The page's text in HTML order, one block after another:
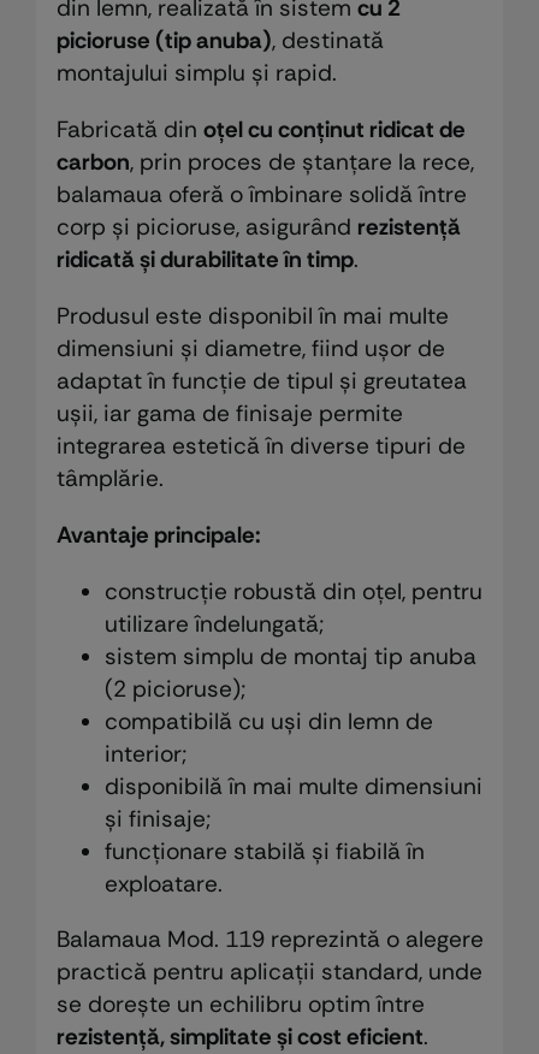
din lemn, realizată în sistem cu 2
picioruse (tip anuba), destinată
montajului simplu și rapid.
Fabricată din oțel cu conținut ridicat de
carbon, prin proces de ștanțare la rece,
balamaua oferă o îmbinare solidă între
corp și picioruse, asigurând rezistență
ridicată și durabilitate în timp.
Produsul este disponibil în mai multe
dimensiuni și diametre, fiind ușor de
adaptat în funcție de tipul și greutatea
ușii, iar gama de finisaje permite
integrarea estetică în diverse tipuri de
tâmplărie.
Avantaje principale:
construcție robustă din oțel, pentru
utilizare îndelungată;
sistem simplu de montaj tip anuba
(2 picioruse);
compatibilă cu uși din lemn de
interior;
disponibilă în mai multe dimensiuni
și finisaje;
funcționare stabilă și fiabilă în
exploatare.
Balamaua Mod. 119 reprezintă o alegere
practică pentru aplicații standard, unde
se dorește un echilibru optim între
rezistență, simplitate și cost eficient.